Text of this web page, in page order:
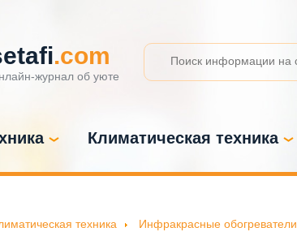
.com
журнал об уюте
Климатическая техника
техника Инфракрасные обогреватели